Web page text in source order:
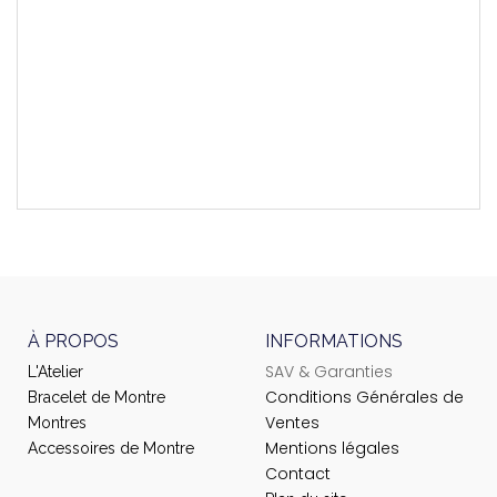
À PROPOS
L'Atelier
Bracelet de Montre
Montres
Accessoires de Montre
INFORMATIONS
SAV & Garanties
Conditions Générales de
Ventes
Mentions légales
Contact